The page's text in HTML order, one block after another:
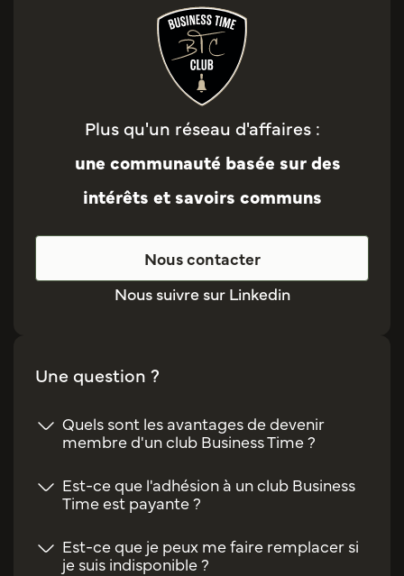
Plus qu'un réseau d'affaires :
une communauté basée sur des
intérêts et savoirs communs
Nous contacter
Nous suivre sur Linkedin
Une question ?
Quels sont les avantages de devenir
membre d'un club Business Time ?
Est-ce que l'adhésion à un club Business
Time est payante ?
Est-ce que je peux me faire remplacer si
je suis indisponible ?